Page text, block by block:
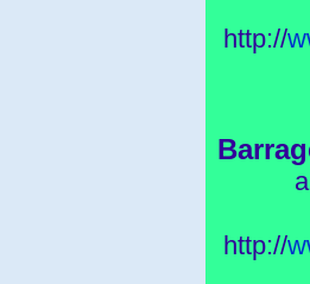
http://
http://